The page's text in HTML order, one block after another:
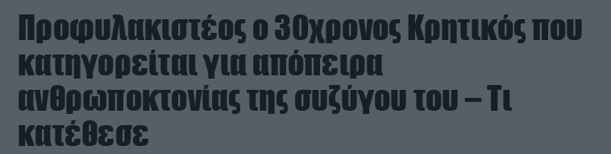
Προφυλακιστέος ο 30χρονος Κρητικός που
κατηγορείται για απόπειρα
ανθρωποκτονίας της συζύγου του – Τι
κατέθεσε